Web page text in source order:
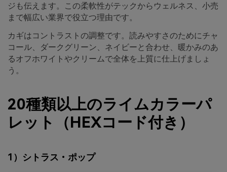
ジも伝えます。この柔軟性がテックからウェルネス、小売
まで幅広い業界で役立つ理由です。
カギはコントラストの調整です。読みやすさのためにチャ
コール、ダークグリーン、ネイビーと合わせ、暖かみのあ
るオフホワイトやクリームで全体を上質に仕上げましょ
う。
20種類以上のライムカラーパ
レット（HEXコード付き）
1）シトラス・ポップ